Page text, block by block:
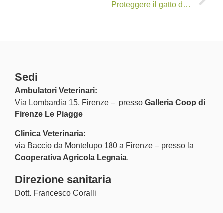
Proteggere il gatto dai parassiti: prevenzione e consigli utili
Sedi
Ambulatori Veterinari:
Via Lombardia 15, Firenze – presso Galleria Coop di
Firenze Le Piagge
Clinica Veterinaria:
via Baccio da Montelupo 180 a Firenze – presso la
Cooperativa Agricola Legnaia.
Direzione sanitaria
Dott. Francesco Coralli